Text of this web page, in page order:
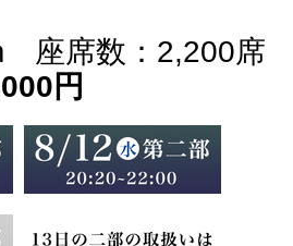
座席数：2,200席
円